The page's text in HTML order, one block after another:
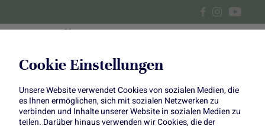
Cookie Einstellungen
Unsere Website verwendet Cookies von sozialen Medien, die
es Ihnen ermöglichen, sich mit sozialen Netzwerken zu
verbinden und Inhalte unserer Website in sozialen Medien zu
teilen. Darüber hinaus verwenden wir Cookies, die der
„Unboxing“ im März: DIY-